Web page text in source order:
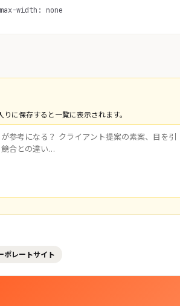
width: none
に保存すると一覧に表示されます。
ポレートサイト